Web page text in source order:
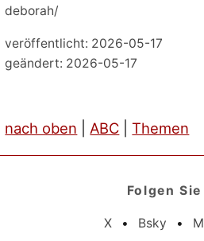
deborah/
veröffentlicht: 2026-05-17
geändert: 2026-05-17
nach oben |ABC |Themen
Folgen
X • Bsky •